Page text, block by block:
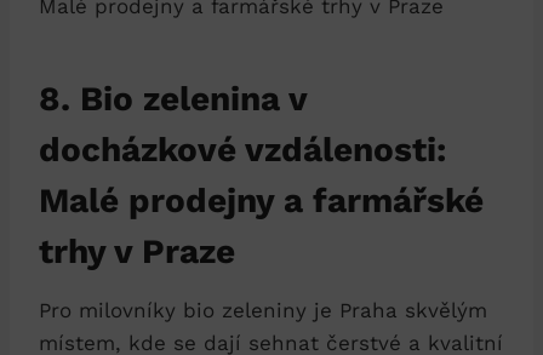
8. Bio zelenina ⁣v
docházkové vzdálenosti:
Malé prodejny a farmářské
⁢trhy ⁣v ‍Praze
Pro ⁣milovníky bio zeleniny je Praha skvělým
místem, kde‌ se dají sehnat ⁤čerstvé ‍a ⁣kvalitní